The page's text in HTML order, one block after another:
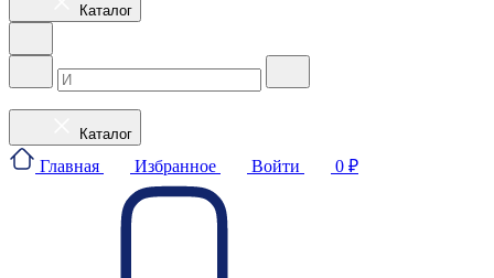
Каталог
Каталог
Главная Избранное Войти 0 ₽